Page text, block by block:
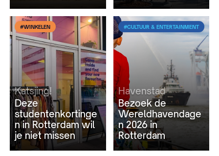
#WINKELEN
Katsjing!
Deze
studentenkortinge
n in Rotterdam wil
je niet missen
#CULTUUR & ENTERTAINMENT
Havenstad
Bezoek de
Wereldhavendage
n 2026 in
Rotterdam